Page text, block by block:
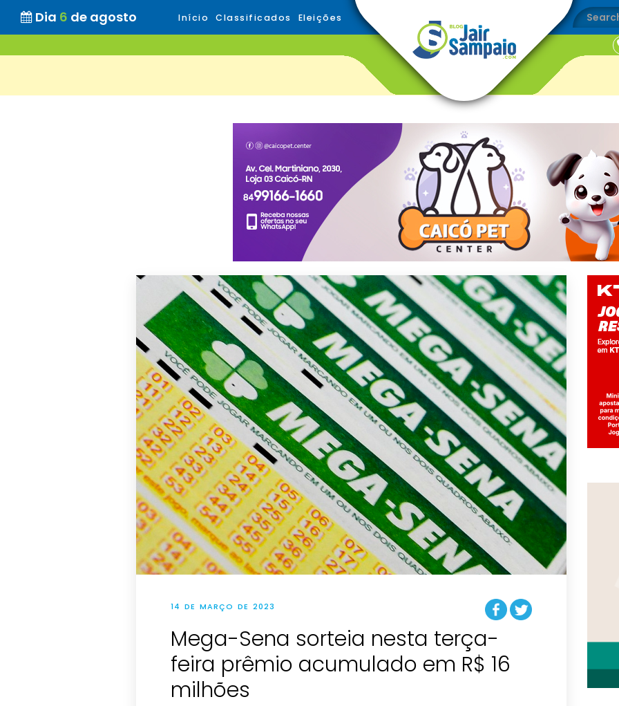
Dia 6 de agosto Início Classificados Eleições
14 DE MARÇO DE 2023
Mega-Sena sorteia nesta terça-
feira prêmio acumulado em R$ 16
milhões